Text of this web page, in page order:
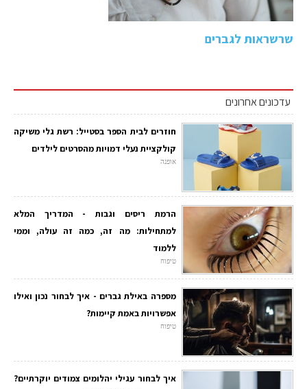
שרשראות לגברים
עדכונים אחרונים
חוזרים לבית הספר בסטייל: רשת גלי משיקה
קולקציית נעלי דמויות מהסרטים לילדים
אופנה
הרמת ריסים וגבות - המדריך המלא
למתחילות: מה זה, כמה זה עולה, וממי
ללמוד
טיפוח
מספרה באילת גברים - איך לבחור נכון ואילו
אפשרויות באמת קיימות?
טיפוח
איך לבחור עגילי יהלומים צמודים יוקרתיים?